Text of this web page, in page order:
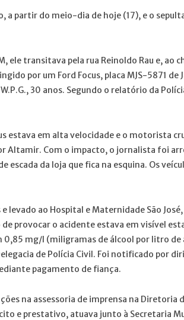
a partir do meio-dia de hoje (17), e o
ele transitava pela rua Reinoldo Rau e, ao
por um Ford Focus, placa MJS-5871 de
30 anos. Segundo o relatório da
estava em alta velocidade e o motorista
Altamir. Com o impacto, o jornalista foi
escada da loja que fica na esquina. Os
levado ao Hospital e Maternidade São
provocar o acidente estava em visível
mg/l (miligramas de álcool por litro de
de Polícia Civil. Foi notificado por
pagamento de fiança.
na assessoria de imprensa na Diretoria
e prestativo, atuava junto à Secretaria